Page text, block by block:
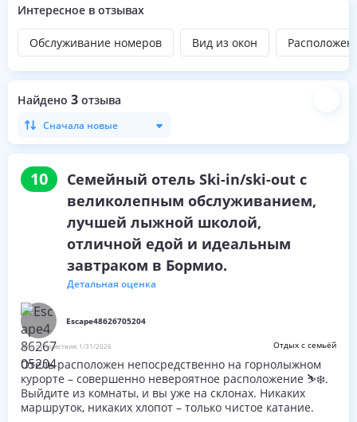
Интересное в отзывах
Обслуживание номеров Вид из окон
Найдено 3 отзыва
Сначала новые
10
Семейный отель Ski-in/ski-out с
великолепным обслуживанием,
лучшей лыжной школой,
отличной едой и идеальным
завтраком в Бормио.
Детальная оценка
Escape48626705204
Дата путешествия: 1/31/2026 Отдых с семьёй
Отель расположен непосредственно на горнолыжном
курорте – совершенно невероятное расположение ⛷️❄️.
Выйдите из комнаты, и вы уже на склонах. Никаких
маршруток, никаких хлопот – только чистое катание.